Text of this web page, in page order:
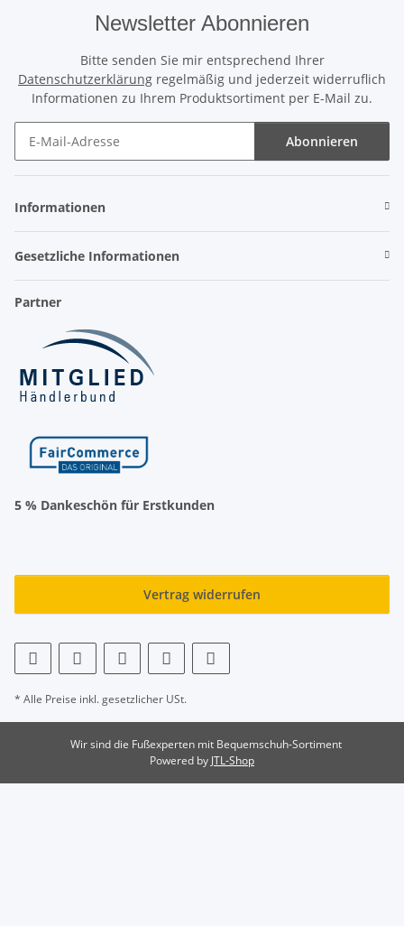
Newsletter Abonnieren
Bitte senden Sie mir entsprechend Ihrer
Datenschutzerklärung regelmäßig und jederzeit widerruflich
Informationen zu Ihrem Produktsortiment per E-Mail zu.
Abonnieren
Informationen
Gesetzliche Informationen
Partner
5 % Dankeschön für Erstkunden
Vertrag widerrufen
* Alle Preise inkl. gesetzlicher USt.
Wir sind die Fußexperten mit Bequemschuh-Sortiment
Powered by JTL-Shop